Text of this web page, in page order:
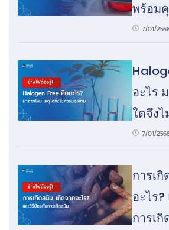
พร้อม
7/01/
อะไร
ใดจึง
7/01/
การเ
อะไร
การเ